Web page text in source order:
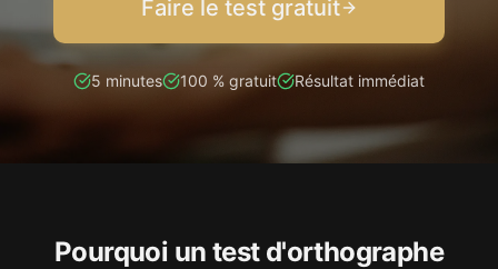
Faire le test gratuit
5 minutes 100 % gratuit Résultat immédiat
Pourquoi un test d'orthographe